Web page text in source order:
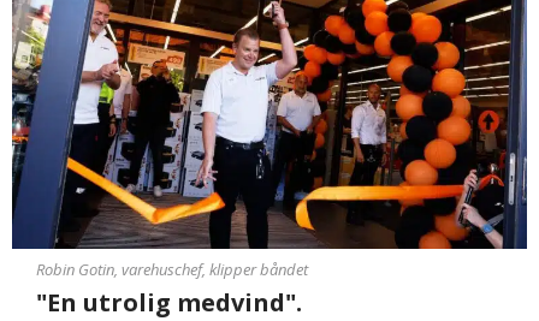
Robin Gotin, varehuschef, klipper båndet
"En utrolig medvind".